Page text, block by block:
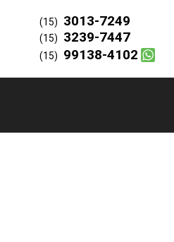
(15) 3013-7249
(15) 3239-7447
(15) 99138-4102